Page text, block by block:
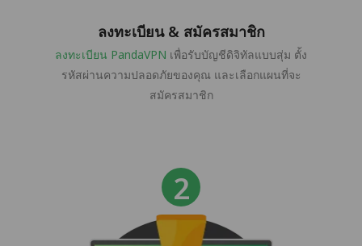
ลงทะเบียน & สมัครสมาชิก
ลงทะเบียน PandaVPN เพื่อรับบัญชีดิจิทัลแบบสุ่ม ตั้ง
รหัสผ่านความปลอดภัยของคุณ และเลือกแผนที่จะ
สมัครสมาชิก